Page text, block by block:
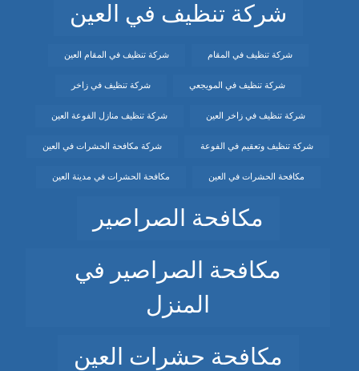
شركة تنظيف في العين
شركة تنظيف في المقام شركة تنظيف في المقام العين
شركة تنظيف في المويجعي شركة تنظيف في زاخر
شركة تنظيف في زاخر العين شركة تنظيف منازل الفوعة العين
شركة تنظيف وتعقيم في الفوعة شركة مكافحة الحشرات في العين
مكافحة الحشرات في العين مكافحة الحشرات في مدينة العين
مكافحة الصراصير
مكافحة الصراصير في
المنزل
مكافحة حشرات العين